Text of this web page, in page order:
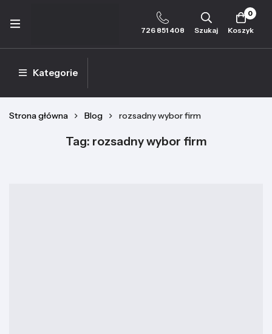
726 851 408 Szukaj
0
Koszyk
Kategorie
Strona główna Blog rozsadny wybor firm
Tag: rozsadny wybor firm